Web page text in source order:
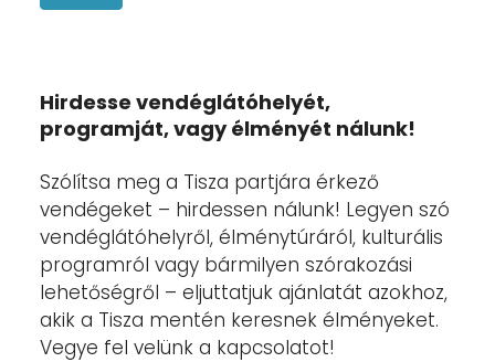
Hirdesse vendéglátóhelyét,
programját, vagy élményét nálunk!
Szólítsa meg a Tisza partjára érkező
vendégeket – hirdessen nálunk! Legyen szó
vendéglátóhelyről, élménytúráról, kulturális
programról vagy bármilyen szórakozási
lehetőségről – eljuttatjuk ajánlatát azokhoz,
akik a Tisza mentén keresnek élményeket.
Vegye fel velünk a kapcsolatot!